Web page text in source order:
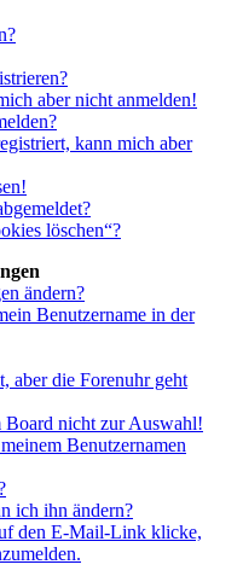
aber nicht anmelden!
kann mich aber
löschen“?
ändern?
Benutzername in der
aber die Forenuhr geht
Board nicht zur Auswahl!
Benutzernamen
ich ihn ändern?
den E-Mail-Link klicke,